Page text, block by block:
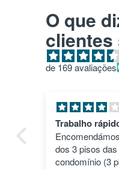
O que
clientes
de 169 avaliações
Pla HD roxo
Top.
maravilhas e
especial.